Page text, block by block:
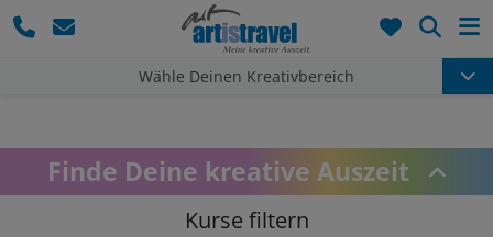
Wähle Deinen Kreativbereich
Finde Deine kreative Auszeit
Kurse filtern